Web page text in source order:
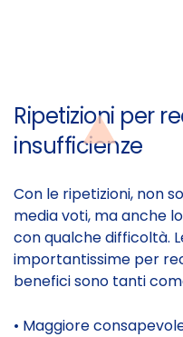
Ripetizioni per
insufficienze
Con le ripetizioni, non
media voti, ma anche
con qualche difficoltà.
importantissime per
benefici sono tanti
• Maggiore